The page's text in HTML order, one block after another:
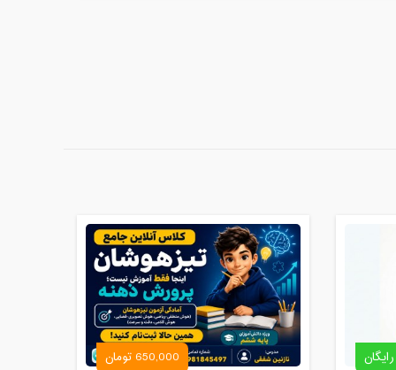
مدت کلاس : 01:30 ساعت
مدت کلاس : 01:30 ساعت
مدت کلاس : 01:00 ساعت
مدت کلاس : 01:30 ساعت رایگان 650,000 تومان